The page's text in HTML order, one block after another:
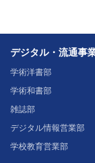
デジタル・流通事
学術洋書部
学術和書部
雑誌部
デジタル情報営業部
学校教育営業部